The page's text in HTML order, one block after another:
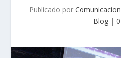
Publicado por
Blog | 0